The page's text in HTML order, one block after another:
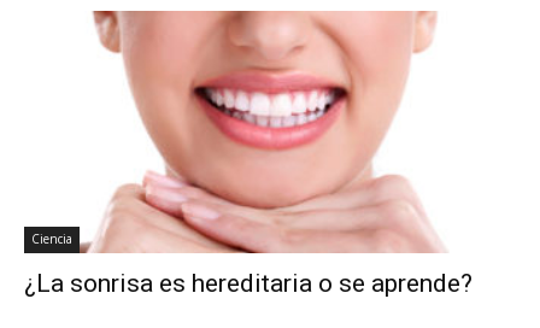
Ciencia
¿La sonrisa es hereditaria o se aprende?